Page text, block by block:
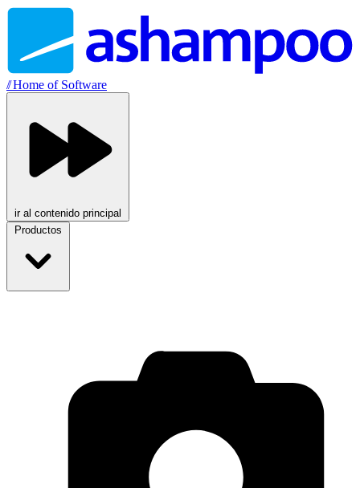
//Home of Software
ir al contenido principal
Productos